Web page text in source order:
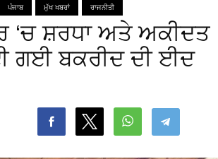
ਪੰਜਾਬ ਮੁੱਖ ਖਬਰਾਂ ਰਾਜਨੀਤੀ
‘ਚ ਸ਼ਰਧਾ ਅਤੇ ਅਕੀਦਤ
ਗਈ ਬਕਰੀਦ ਦੀ ਈਦ